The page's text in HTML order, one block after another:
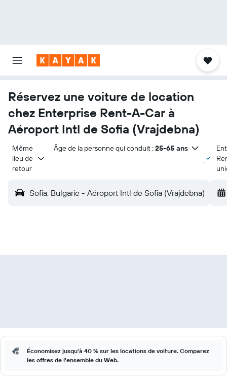
Réservez une voiture de location
chez Enterprise Rent-A-Car à
Aéroport Intl de Sofia (Vrajdebna)
Même
lieu de
retour
Âge de la personne qui conduit : 25-65 ans
Sofia, Bulgarie - Aéroport Intl de Sofia (Vrajdebna)
Économisez jusqu'à 40 % sur les locations de voiture. Comparez
les offres de l'ensemble du Web.